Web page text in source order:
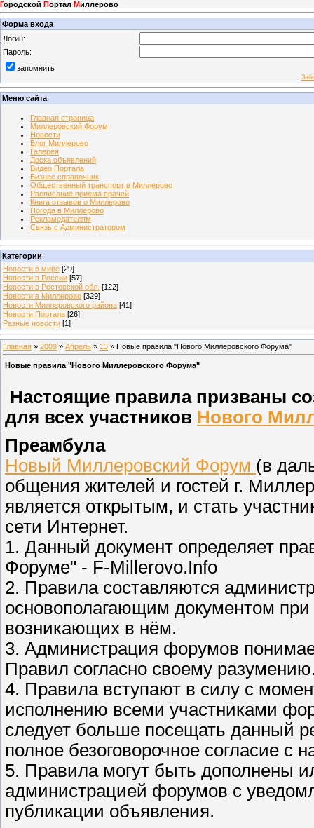
Городской Портал Миллерово
Форма входа
Логин:
Пароль:
запомнить
Меню сайта
Главная страница
Миллеровский Форум
Новости
Блог Миллерово
Галерея
Доска объявлений
Видео Портала
Бизнес справочник
Общественный транспорт в Миллерово
Расписание приема врачей
Книга отзывов о Миллерово
Погода в Миллерово
Рекламодателям
Связь с Администратором
Категории
Новости в мире [29]
Новости в России [57]
Новости в Ростовской обл. [122]
Новости в Миллерово [329]
Новости Миллеровского района [41]
Новости Портала [26]
Разные новости [1]
Главная » 2009 » Апрель » 13 » Новые правила "Нового Миллеровского Форума"
Новые правила "Нового Миллеровского Форума"
Настоящие правила призваны
для всех участников Нового
Преамбула
Новый Миллеровский Форум (в
общения жителей и гостей г.
является открытым, и стать
сети Интернет.
1. Данный документ определяет
Форуме" - F-Millerovo.Info
2. Правила составляются
основополагающим документом
возникающих в нём.
3. Администрация форумов
Правил согласно своему
4. Правила вступают в силу с
исполнению всеми участниками
следует больше посещать данный
полное безоговорочное согласие
5. Правила могут быть дополнены
администрацией форумов с
публикации объявления.